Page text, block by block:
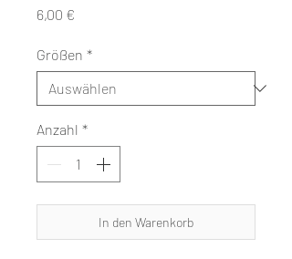
6,00 €
Größen *
Anzahl *
In den Warenkorb